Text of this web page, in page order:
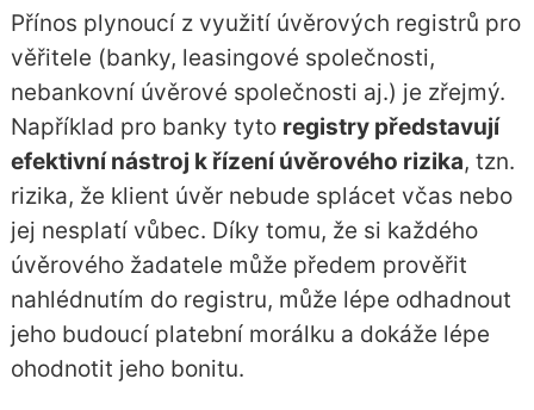
Přínos plynoucí z využití úvěrových registrů pro
věřitele (banky, leasingové společnosti,
nebankovní úvěrové společnosti aj.) je zřejmý.
Například pro banky tyto registry představují
efektivní nástroj k řízení úvěrového rizika, tzn.
rizika, že klient úvěr nebude splácet včas nebo
jej nesplatí vůbec. Díky tomu, že si každého
úvěrového žadatele může předem prověřit
nahlédnutím do registru, může lépe odhadnout
jeho budoucí platební morálku a dokáže lépe
ohodnotit jeho bonitu.